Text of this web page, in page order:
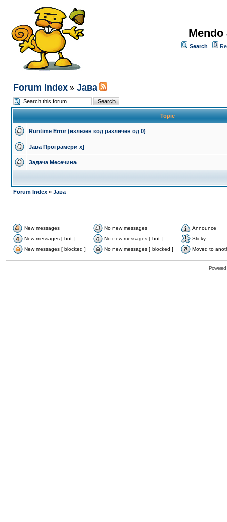
Search
Forum Index » Јава
Topic
Runtime Error (излезен код различен од 0)
Јава Програмери x]
Задача Месечина
Forum Index » Јава
New messages No new messages
Announce
New messages [ hot ]
No new messages [ hot ]
Sticky
New messages [ blocked ]
No new messages [ blocked ] Moved to